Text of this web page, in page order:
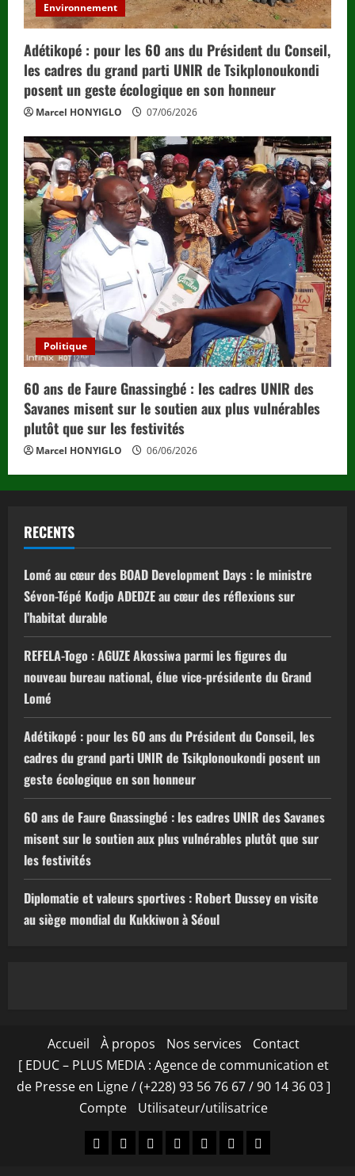
Environnement
Adétikopé : pour les 60 ans du Président du Conseil,
les cadres du grand parti UNIR de Tsikplonoukondi
posent un geste écologique en son honneur
Marcel HONYIGLO 07/06/2026
Politique
60 ans de Faure Gnassingbé : les cadres UNIR des
Savanes misent sur le soutien aux plus vulnérables
plutôt que sur les festivités
Marcel HONYIGLO 06/06/2026
RECENTS
Lomé au cœur des BOAD Development Days : le ministre
Sévon-Tépé Kodjo ADEDZE au cœur des réflexions sur
l’habitat durable
REFELA-Togo : AGUZE Akossiwa parmi les figures du
nouveau bureau national, élue vice-présidente du Grand
Lomé
Adétikopé : pour les 60 ans du Président du Conseil, les
cadres du grand parti UNIR de Tsikplonoukondi posent un
geste écologique en son honneur
60 ans de Faure Gnassingbé : les cadres UNIR des Savanes
misent sur le soutien aux plus vulnérables plutôt que sur
les festivités
Diplomatie et valeurs sportives : Robert Dussey en visite
au siège mondial du Kukkiwon à Séoul
Accueil À propos Nos services
Contact
[ EDUC – PLUS MEDIA : Agence de communication et
de Presse en Ligne / (+228) 93 56 76 67 / 90 14 36 03 ]
Compte
Utilisateur/utilisatrice
Accueil
À
Nos
Contact
[
CompteUtilisateur/